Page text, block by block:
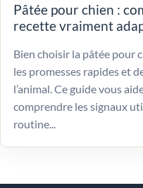
Pâtée pour chien :
recette vraiment
Bien choisir la pâtée pour
les promesses rapides et
l’animal. Ce guide vous
comprendre les signaux
routine...